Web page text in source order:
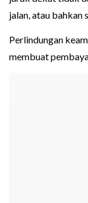
jalan, atau bahkan
Perlindungan
membuat